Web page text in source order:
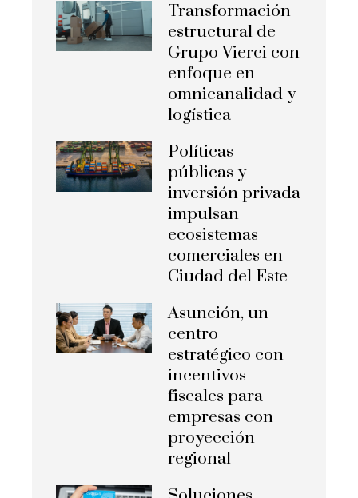
Transformación
estructural de
Grupo Vierci con
enfoque en
omnicanalidad y
logística
Políticas
públicas y
inversión privada
impulsan
ecosistemas
comerciales en
Ciudad del Este
Asunción, un
centro
estratégico con
incentivos
fiscales para
empresas con
proyección
regional